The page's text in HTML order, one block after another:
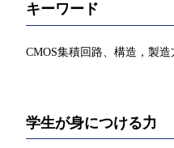
キーワード
CMOS集積回路、構造，製
学生が身につける力